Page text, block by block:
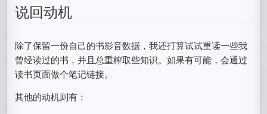
说回动机
除了保留一份自己的书影音数据，我还打算试试重读一些我
曾经读过的书，并且总重榨取些知识。如果有可能，会通过
读书页面做个笔记链接。
其他的动机则有：